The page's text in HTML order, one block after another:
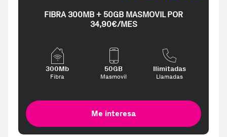
FIBRA 300MB + 50GB MASMOVIL POR
34,90€/MES
300Mb
Fibra
50GB
Masmovil
Ilimitadas
Llamadas
Me interesa